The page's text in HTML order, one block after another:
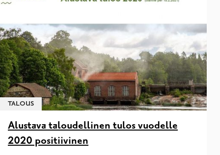
TALOUS
Alustava taloudellinen tulos vuodelle
2020 positiivinen